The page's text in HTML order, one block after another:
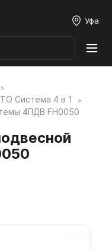
Уфа
Система 4 в 1
4ПДВ FH0050